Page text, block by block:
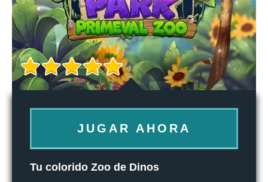
JUGAR AHORA
Tu colorido Zoo de Dinos